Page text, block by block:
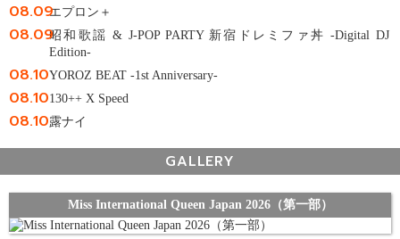
08.09エプロン＋
08.09昭和歌謡 & J-POP PARTY 新宿ドレミファ丼 -Digital DJ
Edition-
08.10YOROZ BEAT -1st Anniversary-
08.10130++ X Speed
08.10露ナイ
GALLERY
Miss International Queen Japan 2026（第一部）